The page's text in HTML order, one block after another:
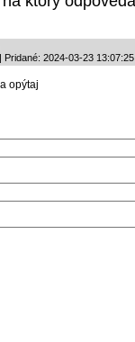
Pridané: 2024-03-23 13:07:25
opýtaj